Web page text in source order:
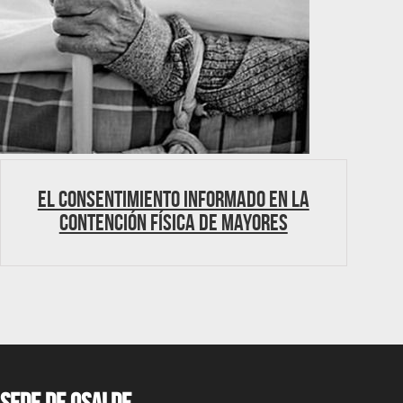
El consentimiento informado en la
contención física de mayores